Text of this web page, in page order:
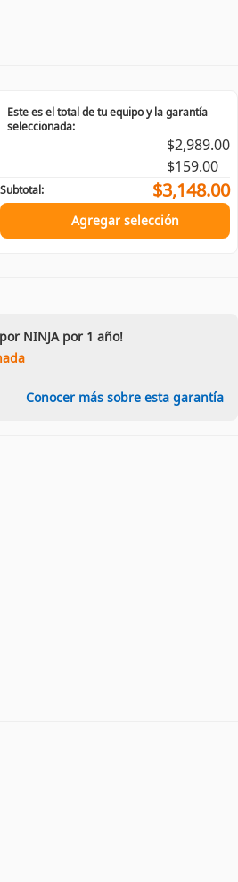
Este es el total de tu equipo y la garantía
seleccionada:
$2,989.00
$159.00
Subtotal: $3,148.00
Agregar selección
NINJA por 1 año!
Conocer más sobre esta garantía